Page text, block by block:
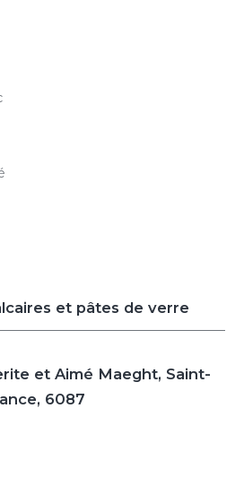
et pâtes de verre
et Aimé Maeght, Saint-
6087